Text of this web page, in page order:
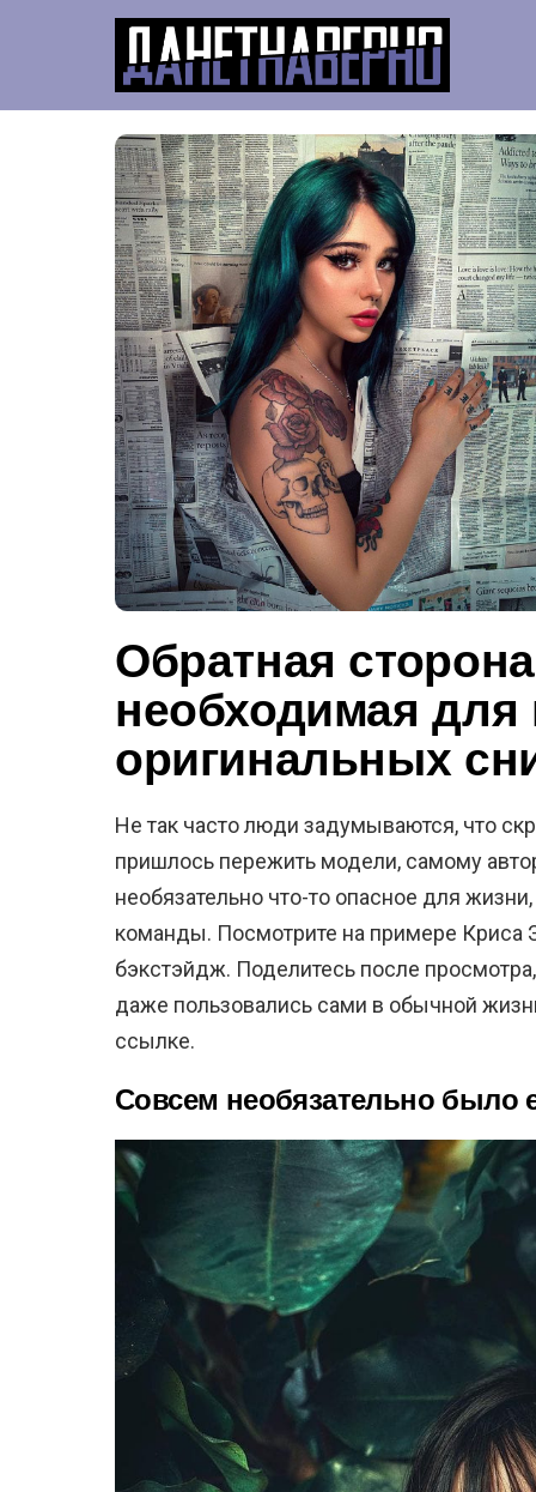
Обратная
необходимая для
оригинальных
Не так часто люди задумываются, что
пришлось пережить модели, самому
необязательно что-то опасное для
команды. Посмотрите на примере Криса
бэкстэйдж. Поделитесь после
даже пользовались сами в обычной
ссылке.
Совсем необязательно было